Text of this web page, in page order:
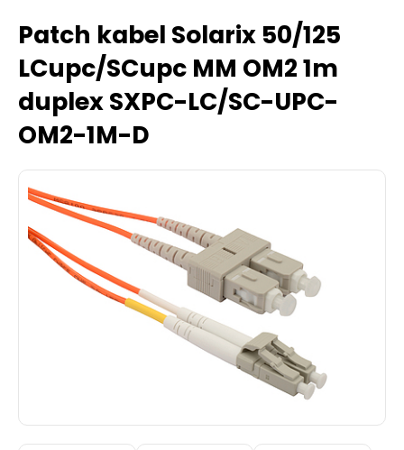
Patch kabel Solarix 50/125
LCupc/SCupc MM OM2 1m
duplex SXPC-LC/SC-UPC-
OM2-1M-D